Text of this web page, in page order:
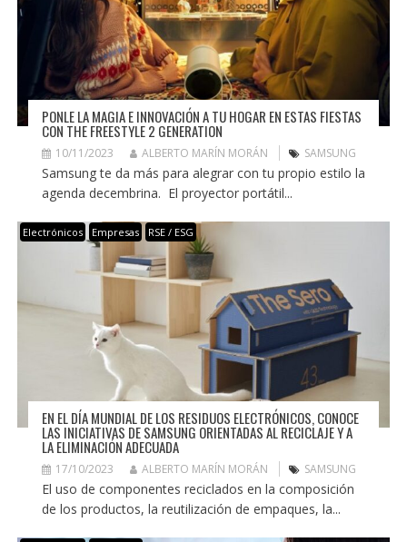
PONLE LA MAGIA E INNOVACIÓN A TU HOGAR EN ESTAS FIESTAS
CON THE FREESTYLE 2 GENERATION
10/11/2023 ALBERTO MARÍN MORÁN SAMSUNG
Samsung te da más para alegrar con tu propio estilo la
agenda decembrina. El proyector portátil...
Electrónicos Empresas RSE / ESG
EN EL DÍA MUNDIAL DE LOS RESIDUOS ELECTRÓNICOS, CONOCE
LAS INICIATIVAS DE SAMSUNG ORIENTADAS AL RECICLAJE Y A
LA ELIMINACIÓN ADECUADA
17/10/2023 ALBERTO MARÍN MORÁN SAMSUNG
El uso de componentes reciclados en la composición
de los productos, la reutilización de empaques, la...